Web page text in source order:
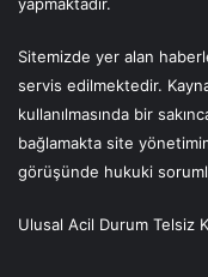
Sitemizde yer alan
servis edilmektedir.
kullanılmasında bir
bağlamakta site
görüşünde hukuki
Ulusal Acil Durum Telsiz